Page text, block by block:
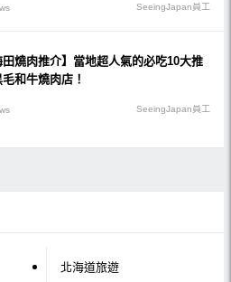
SeeingJapan員工
田燒肉推介】當地超人氣的必吃10大推
和牛燒肉店！
SeeingJapan員工
北海道旅遊